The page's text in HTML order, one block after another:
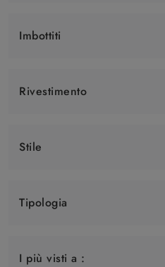
Imbottiti
Rivestimento
Stile
Tipologia
I più visti a :